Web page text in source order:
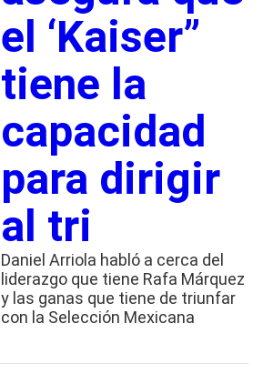
el ‘Kaiser”
tiene la
capacidad
para dirigir
al tri
Daniel Arriola habló a cerca del
liderazgo que tiene Rafa Márquez
y las ganas que tiene de triunfar
con la Selección Mexicana